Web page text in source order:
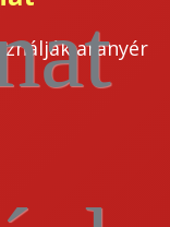
aranyér